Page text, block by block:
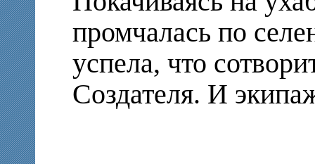
промчалась по
успела, что
Создателя. И